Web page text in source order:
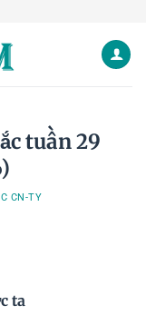
tuần 29
CN-TY
ta